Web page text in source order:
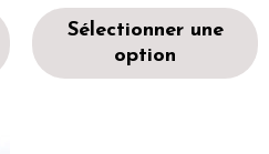
Sélectionner une
option